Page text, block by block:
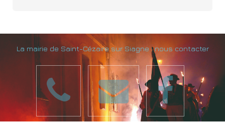
La mairie de Saint-Cézaire sur Siagne : nous contacter